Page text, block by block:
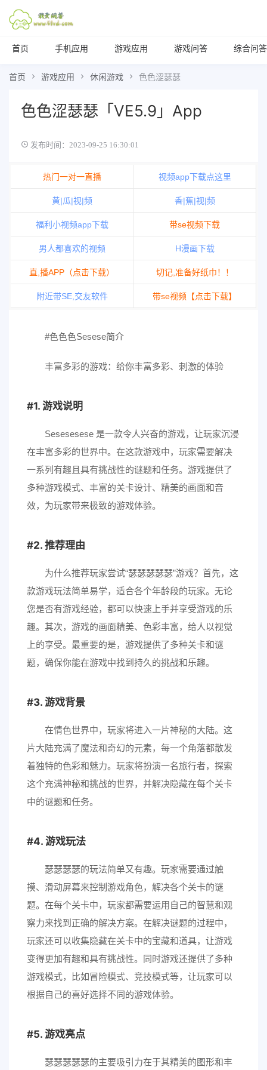
首页 手机应用 游戏应用 游戏问答 综合问答
首页 游戏应用 休闲游戏 色色涩瑟瑟
色色涩瑟瑟「VE5.9」App
发布时间：2023-09-25 16:30:01
热门一对一直播 视频app下载点这里
黄|瓜|视|频 香|蕉|视|频
福利小视频app下载 带se视频下载
男人都喜欢的视频 H漫画下载
直,播APP（点击下载） 切记,准备好纸巾！！
附近带SE,交友软件 带se视频【点击下载】
#色色色Sesese简介
丰富多彩的游戏：给你丰富多彩、刺激的体验
1. 游戏说明
Sesesesese 是一款令人兴奋的游戏，让玩家沉浸
在丰富多彩的世界中。在这款游戏中，玩家需要解决
一系列有趣且具有挑战性的谜题和任务。游戏提供了
多种游戏模式、丰富的关卡设计、精美的画面和音
效，为玩家带来极致的游戏体验。
2. 推荐理由
为什么推荐玩家尝试“瑟瑟瑟瑟瑟”游戏？首先，这
款游戏玩法简单易学，适合各个年龄段的玩家。无论
您是否有游戏经验，都可以快速上手并享受游戏的乐
趣。其次，游戏的画面精美、色彩丰富，给人以视觉
上的享受。最重要的是，游戏提供了多种关卡和谜
题，确保你能在游戏中找到持久的挑战和乐趣。
3. 游戏背景
在情色世界中，玩家将进入一片神秘的大陆。这
片大陆充满了魔法和奇幻的元素，每一个角落都散发
着独特的色彩和魅力。玩家将扮演一名旅行者，探索
这个充满神秘和挑战的世界，并解决隐藏在每个关卡
中的谜题和任务。
4. 游戏玩法
瑟瑟瑟瑟的玩法简单又有趣。玩家需要通过触
摸、滑动屏幕来控制游戏角色，解决各个关卡的谜
题。在每个关卡中，玩家都需要运用自己的智慧和观
察力来找到正确的解决方案。在解决谜题的过程中，
玩家还可以收集隐藏在关卡中的宝藏和道具，让游戏
变得更加有趣和具有挑战性。同时游戏还提供了多种
游戏模式，比如冒险模式、竞技模式等，让玩家可以
根据自己的喜好选择不同的游戏体验。
5. 游戏亮点
瑟瑟瑟瑟瑟的主要吸引力在于其精美的图形和丰